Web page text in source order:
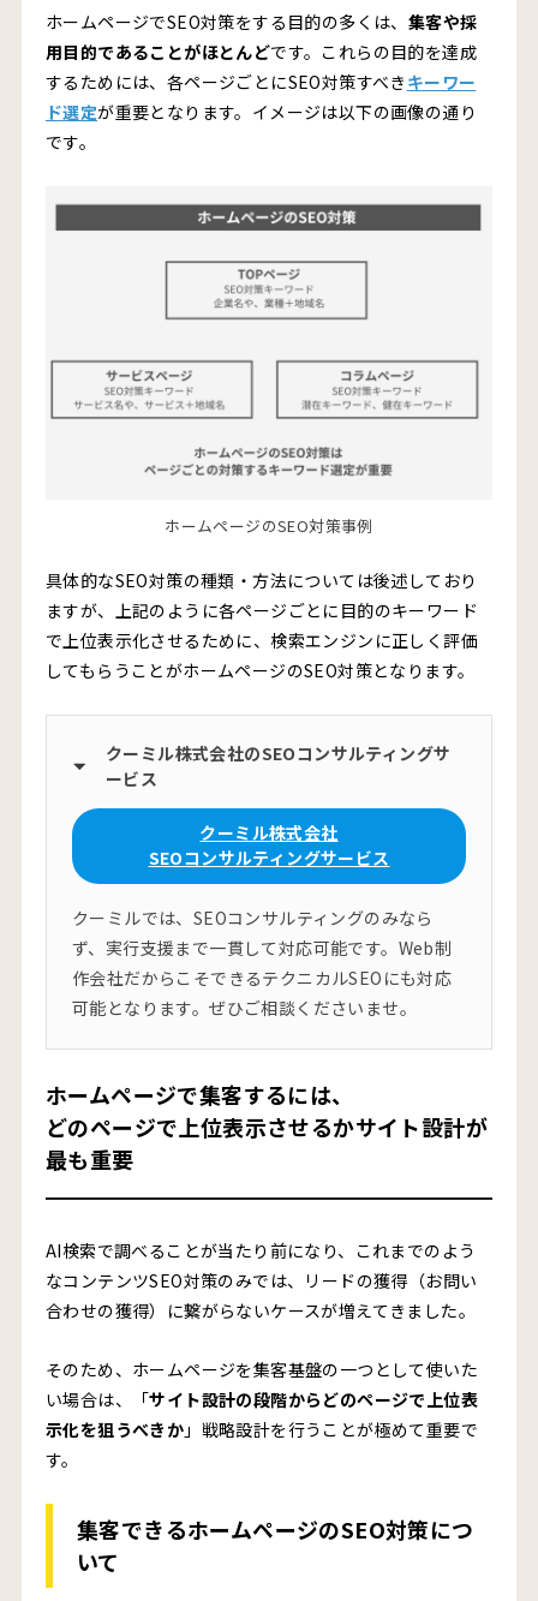
ホームページのSEO対策【コンテンツ施策】
キーワード選定と検索意図の理解
競合調査でユーザーニーズを把握する
E-E-A-Tを高める情報発信
長期的に費用対効果の高い施策になる
検索上位が企業イメージの向上につながる
専門性ある発信が信頼性・権威性の強化につながる
積み重ねたコンテンツが将来的な資産となる
ホームページにてSEO対策を行うデメリット
専門知識がなければ成果は出しづらい
Googleアルゴリズムの影響で評価が変わりやすい
質の高いコンテンツ制作にリソースが必要
継続的な改善が求められる
ホームページの検索順位を確認する3つの方法
1.Google Search Console【無料】
2.Ahrefs（エイチレフス）【有料】
3.GRC（ジーアールシー）【有料】
SEO対策は本当に必要？自社に合うかどうか見極める方法
競合の集客チャネルを分析する
リスティング広告と比較して判断する
知っておくと良いSEO対策の原理・本質
SEO対策は「Googleの検索エンジン対策」と捉える
SEOの本質は「ユーザーファースト」
ホームページ運用に不安があるならプロに相談を
まとめ
ホームページでSEO対策をする目的の多くは、 集客や採
用目的であることがほとんどです。これらの目的を達成
するためには、各ページごとにSEO対策すべきキーワー
ド選定が重要となります。イメージは以下の画像の通り
です。
ホームページのSEO対策事例
具体的なSEO対策の種類・方法については後述しており
ますが、上記のように各ページごとに目的のキーワード
で上位表示化させるために、検索エンジンに正しく評価
してもらうことがホームページのSEO対策となります。
クーミル株式会社のSEOコンサルティングサ
ービス
クーミル株式会社
SEOコンサルティングサービス
クーミルでは、SEOコンサルティングのみなら
ず、実行支援まで一貫して対応可能です。Web制
作会社だからこそできるテクニカルSEOにも対応
可能となります。ぜひご相談くださいませ。
ホームページで集客するには、
どのページで上位表示させるかサイト設計が
最も重要
AI検索で調べることが当たり前になり、これまでのよう
なコンテンツSEO対策のみでは、リードの獲得（お問い
合わせの獲得）に繋がらないケースが増えてきました。
そのため、ホームページを集客基盤の一つとして使いた
い場合は、「サイト設計の段階からどのページで上位表
示化を狙うべきか 」戦略設計を行うことが極めて重要で
す。
集客できるホームページのSEO対策につ
いて